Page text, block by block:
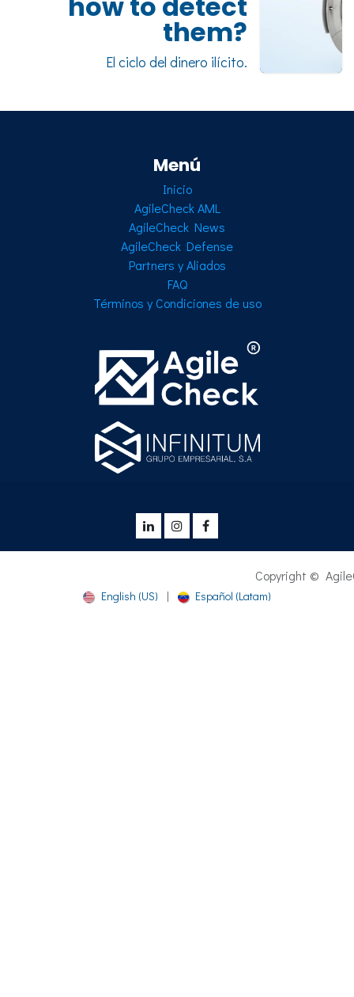
them?
El ciclo del dinero ilícito.
Menú
Inicio
AgileCheck AML
AgileCheck News
AgileCheck Defense
Partners y Aliados
FAQ
Términos y Condiciones de uso
Copyright © AgileCheck® -
English (US) | Español (Latam)